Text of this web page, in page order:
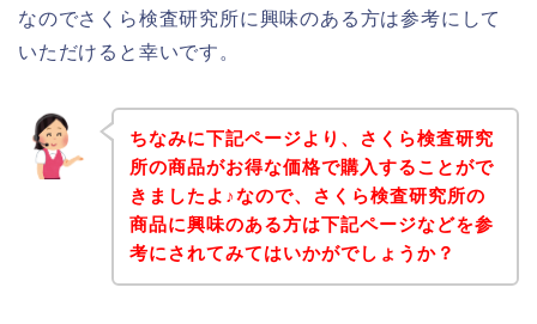
なのでさくら検査研究所に興味のある方は参考にして
いただけると幸いです。
ちなみに下記ページより、さくら検査研究
所の商品がお得な価格で購入することがで
きましたよ♪なので、さくら検査研究所の
商品に興味のある方は下記ページなどを参
考にされてみてはいかがでしょうか？